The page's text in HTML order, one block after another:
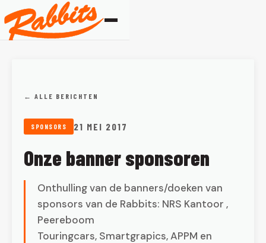
← ALLE BERICHTEN
SPONSORS 21 MEI 2017
Onze banner sponsoren
Onthulling van de banners/doeken van
sponsors van de Rabbits: NRS Kantoor ,
Peereboom
Touringcars, Smartgrapics, APPM en